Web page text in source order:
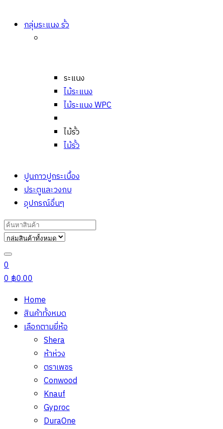
กลุ่มระแนง รั้ว
ระแนง
ไม้ระแนง
ไม้ระแนง WPC
ไม้รั้ว
ไม้รั้ว
ปูนกาวปูกระเบื้อง
ประตูและวงกบ
อุปกรณ์อื่นๆ
Search
for:
0
0฿0.00
Home
สินค้าทั้งหมด
เลือกตามยี่ห้อ
Shera
ห้าห่วง
ตราเพชร
Conwood
Knauf
Gyproc
DuraOne